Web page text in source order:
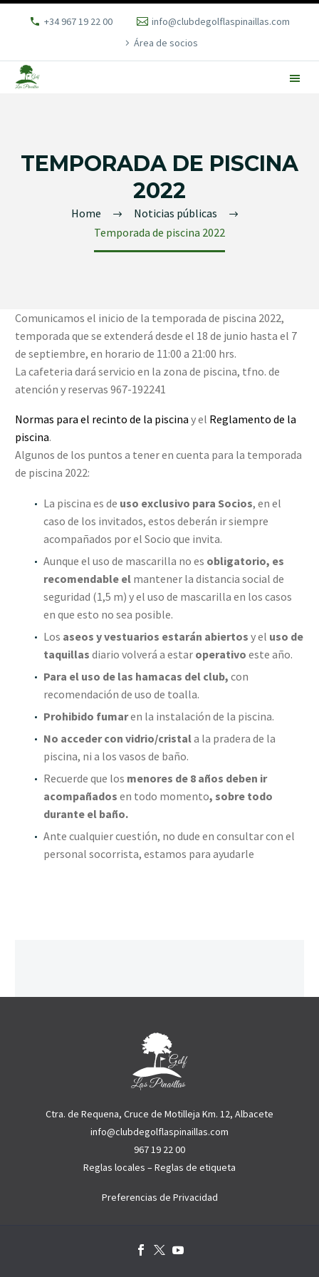
+34 967 19 22 00
info@clubdegolflaspinaillas.com
Área de socios
TEMPORADA DE PISCINA
2022
Home
Noticias públicas
Temporada de piscina 2022
Comunicamos el inicio de la temporada de piscina 2022,
temporada que se extenderá desde el 18 de junio hasta el 7
de septiembre, en horario de 11:00 a 21:00 hrs.
La cafeteria dará servicio en la zona de piscina, tfno. de
atención y reservas 967-192241
Normas para el recinto de la piscina y el Reglamento de la
piscina.
Algunos de los puntos a tener en cuenta para la temporada
de piscina 2022:
La piscina es de uso exclusivo para Socios, en el
caso de los invitados, estos deberán ir siempre
acompañados por el Socio que invita.
Aunque el uso de mascarilla no es obligatorio, es
recomendable el mantener la distancia social de
seguridad (1,5 m) y el uso de mascarilla en los casos
en que esto no sea posible.
Los aseos y vestuarios estarán abiertos y el uso de
taquillas diario volverá a estar operativo este año.
Para el uso de las hamacas del club, con
recomendación de uso de toalla.
Prohibido fumaren la instalación de la piscina.
No acceder con vidrio/cristal a la pradera de la
piscina, ni a los vasos de baño.
Recuerde que los menores de 8 años deben ir
acompañados en todo momento, sobre todo
durante el baño.
Ante cualquier cuestión, no dude en consultar con el
personal socorrista, estamos para ayudarle
Ctra. de Requena, Cruce de Motilleja Km. 12, Albacete
info@clubdegolflaspinaillas.com
967 19 22 00
Reglas locales –Reglas de etiqueta
Preferencias de Privacidad